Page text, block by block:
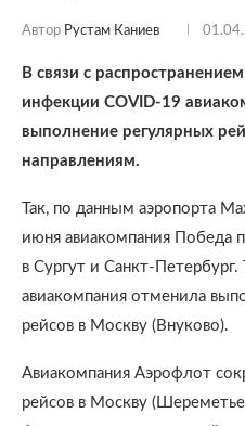
Автор Рустам Каниев
В связи с
инфекции COVID-19
выполнение регулярных
направлениям.
Так, по данным аэропорта
июня авиакомпания Победа
в Сургут и Санкт-
авиакомпания отменила
рейсов в Москву (Внуково).
Авиакомпания Аэрофлот
рейсов в Москву